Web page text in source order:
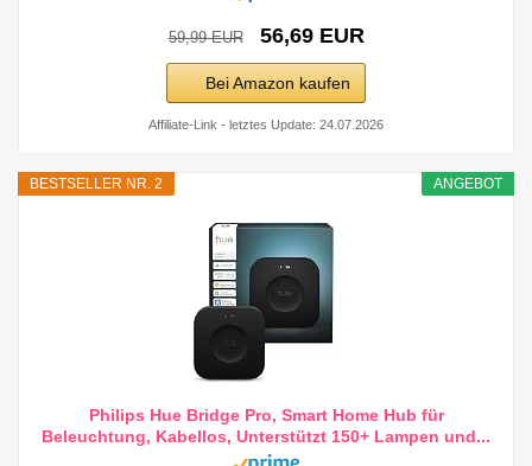
59,99 EUR 56,69 EUR
Bei Amazon kaufen
Affiliate-Link - letztes Update: 24.07.2026
ANGEBOT
BESTSELLER NR. 2
Philips Hue Bridge Pro, Smart Home Hub für
Beleuchtung, Kabellos, Unterstützt 150+ Lampen und...